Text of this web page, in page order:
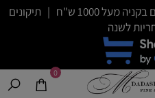
משלוחים מהירים | משלוחים חינם בקניה מעל 1000 ש"ח | תיקונים
לשנה
0